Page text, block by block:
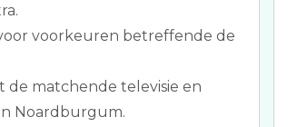
voorkeuren betreffende de
matchende televisie en
Noardburgum.